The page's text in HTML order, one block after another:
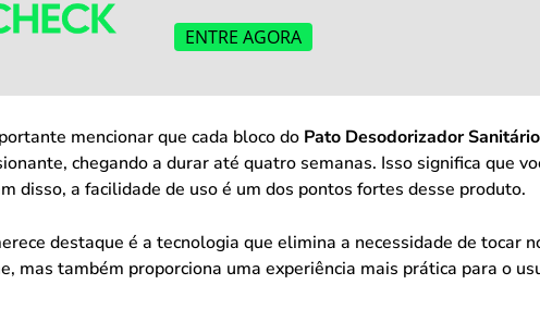
ENTRE AGORA
mencionar que cada bloco do Pato Desodorizador
chegando a durar até quatro semanas. Isso significa que
disso, a facilidade de uso é um dos pontos fortes desse produto.
destaque é a tecnologia que elimina a necessidade de tocar
mas também proporciona uma experiência mais prática para o